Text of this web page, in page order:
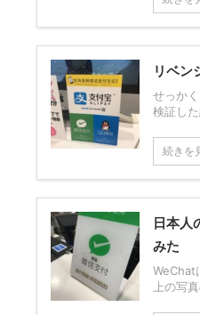
リベン
せっか
検証し
続きを
日本人
みた
WeChat
上の写